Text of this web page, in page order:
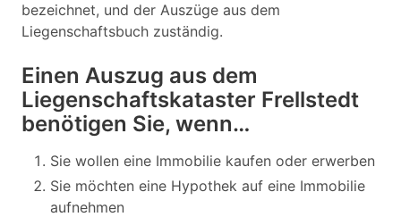
bezeichnet, und der Auszüge aus dem
Liegenschaftsbuch zuständig.
Einen Auszug aus dem
Liegenschaftskataster Frellstedt
benötigen Sie, wenn…
Sie wollen eine Immobilie kaufen oder erwerben
Sie möchten eine Hypothek auf eine Immobilie
aufnehmen